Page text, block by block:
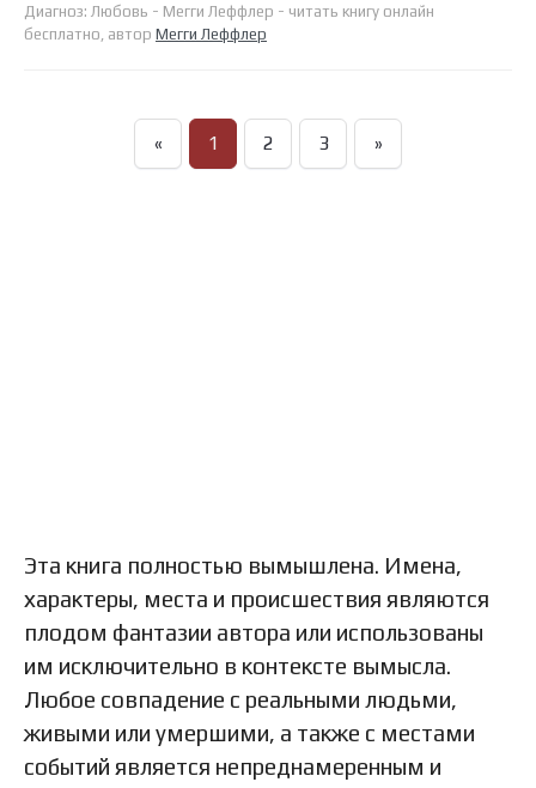
Диагноз: Любовь - Мегги Леффлер - читать книгу онлайн
бесплатно, автор Мегги Леффлер
« 1 2 3 »
Эта книга полностью вымышлена. Имена,
характеры, места и происшествия являются
плодом фантазии автора или использованы
им исключительно в контексте вымысла.
Любое совпадение с реальными людьми,
живыми или умершими, а также с местами
событий является непреднамеренным и